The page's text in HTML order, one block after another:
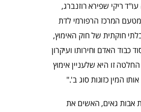
ריקי שפירא רוזנברג,
המרכז הרפורמי לדת
חוקתית של חוק האימוץ,
כבוד האדם וחירותו ועיקרון
זו היא שלעניין אימוץ
המין כזוגות סוג ב'."
אבות גאים, האשים את